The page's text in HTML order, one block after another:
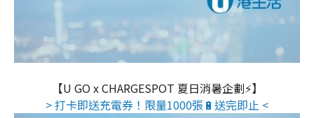
【U GO x CHARGESPOT 夏日消暑企劃⚡】
> 打卡即送充電券！限量1000張🔋送完即止 <